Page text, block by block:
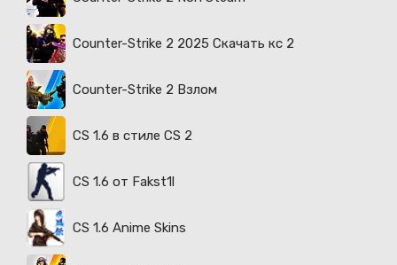
Counter-Strike 2 2025 Скачать кс 2
Counter-Strike 2 Взлом
CS 1.6 в стиле CS 2
CS 1.6 от Fakst1l
CS 1.6 Anime Skins